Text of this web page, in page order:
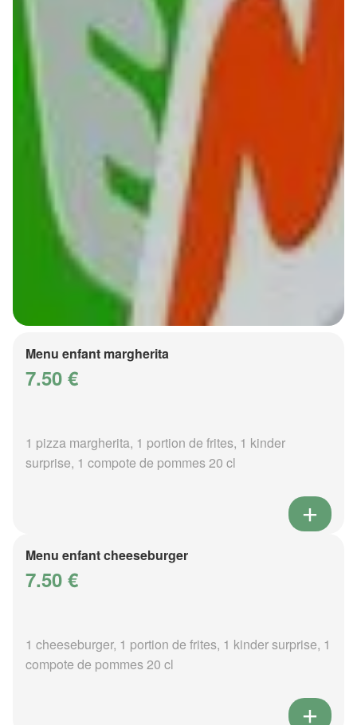
Menu enfant margherita
7.50 €
1 pizza margherita, 1 portion de frites, 1 kinder
surprise, 1 compote de pommes 20 cl
Menu enfant cheeseburger
7.50 €
1 cheeseburger, 1 portion de frites, 1 kinder surprise, 1
compote de pommes 20 cl